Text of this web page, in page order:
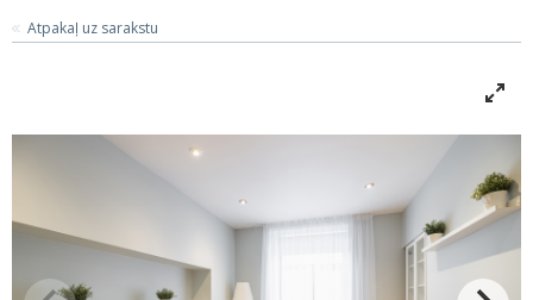
Atpakaļ uz sarakstu